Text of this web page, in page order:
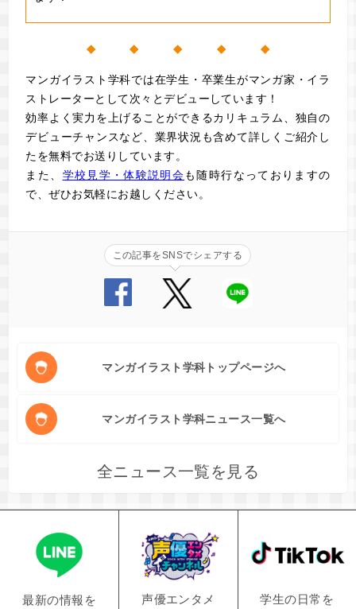
◆ ◆ ◆ ◆ ◆
マンガイラスト学科では在学生・卒業生がマンガ家・イラ
ストレーターとして次々とデビューしています！
効率よく実力を上げることができるカリキュラム、独自の
デビューチャンスなど、業界状況も含めて詳しくご紹介し
たを無料でお送りしています。
また、 学校見学・体験説明会も随時行なっておりますの
で、ぜひお気軽にお越しください。
この記事をSNSでシェアする
マンガイラスト学科トップページへ
マンガイラスト学科ニュース一覧へ
全ニュース一覧を見る
最新の情報を
声優エンタメ
学生の日常を